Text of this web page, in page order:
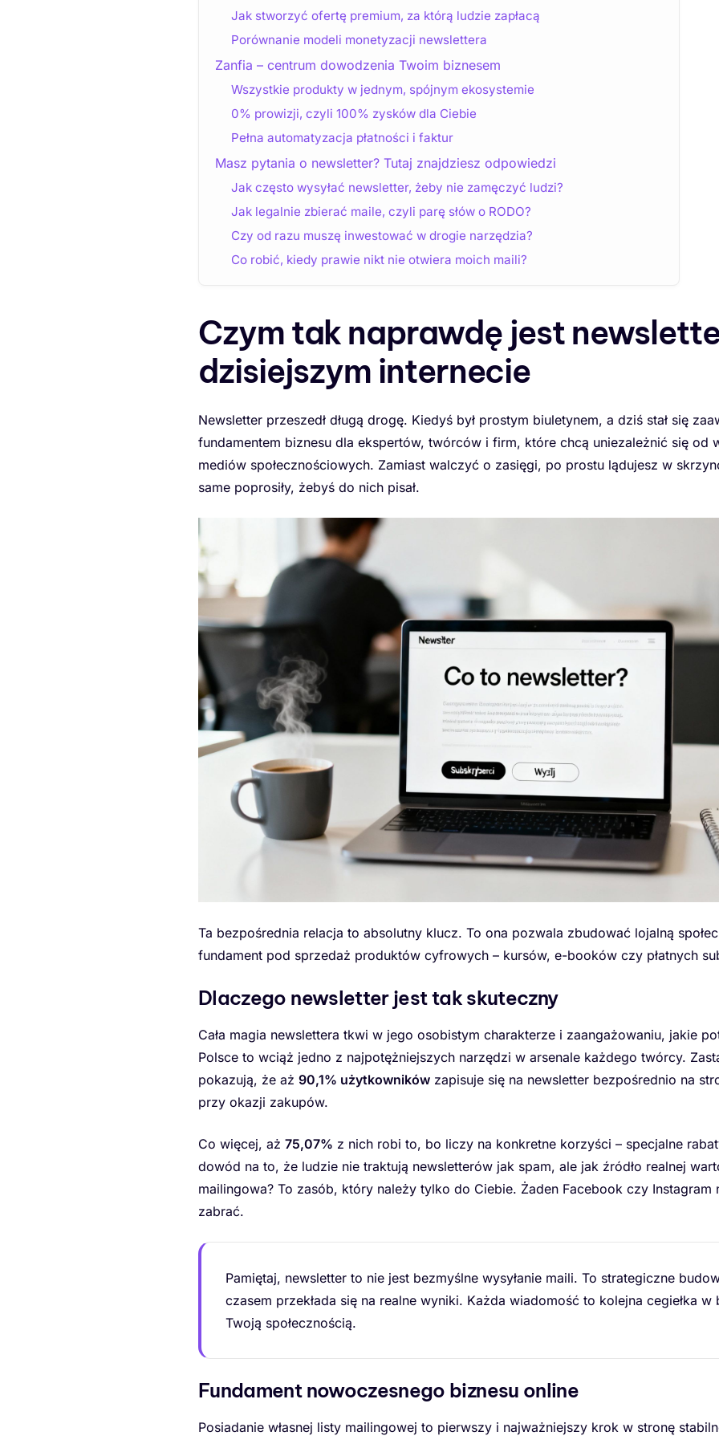
Jak stworzyć ofertę premium, za którą ludzie zapłacą
Porównanie modeli monetyzacji newslettera
Zanfia – centrum dowodzenia Twoim biznesem
Wszystkie produkty w jednym, spójnym ekosystemie
0% prowizji, czyli 100% zysków dla Ciebie
Pełna automatyzacja płatności i faktur
Masz pytania o newsletter? Tutaj znajdziesz odpowiedzi
Jak często wysyłać newsletter, żeby nie zamęczyć ludzi?
Jak legalnie zbierać maile, czyli parę słów o RODO?
Czy od razu muszę inwestować w drogie narzędzia?
Co robić, kiedy prawie nikt nie otwiera moich maili?
Czym tak naprawdę jest
dzisiejszym internecie
Newsletter przeszedł długą drogę. Kiedyś był prostym biuletynem, a dziś stał się
fundamentem biznesu dla ekspertów, twórców i firm, które chcą uniezależnić się od
mediów społecznościowych. Zamiast walczyć o zasięgi, po prostu lądujesz w
same poprosiły, żebyś do nich pisał.
Ta bezpośrednia relacja to absolutny klucz. To ona pozwala zbudować lojalną
fundament pod sprzedaż produktów cyfrowych – kursów, e-booków czy płatnych
Dlaczego newsletter jest tak skuteczny
Cała magia newslettera tkwi w jego osobistym charakterze i zaangażowaniu, jakie
Polsce to wciąż jedno z najpotężniejszych narzędzi w arsenale każdego twórcy.
pokazują, że aż 90,1% użytkowników zapisuje się na newsletter bezpośrednio na
przy okazji zakupów.
Co więcej, aż 75,07% z nich robi to, bo liczy na konkretne korzyści – specjalne
dowód na to, że ludzie nie traktują newsletterów jak spam, ale jak źródło realnej
mailingowa? To zasób, który należy tylko do Ciebie. Żaden Facebook czy Instagram
zabrać.
Pamiętaj, newsletter to nie jest bezmyślne wysyłanie maili. To strategiczne
czasem przekłada się na realne wyniki. Każda wiadomość to kolejna cegiełka
Twoją społecznością.
Fundament nowoczesnego biznesu online
Posiadanie własnej listy mailingowej to pierwszy i najważniejszy krok w stronę